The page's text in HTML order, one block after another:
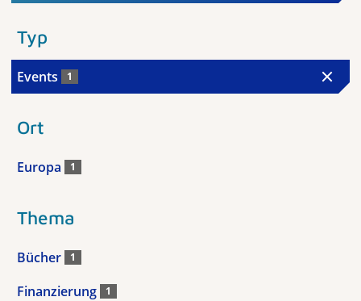
Typ
Events 1
Ort
Europa 1
Thema
Bücher 1
Finanzierung 1